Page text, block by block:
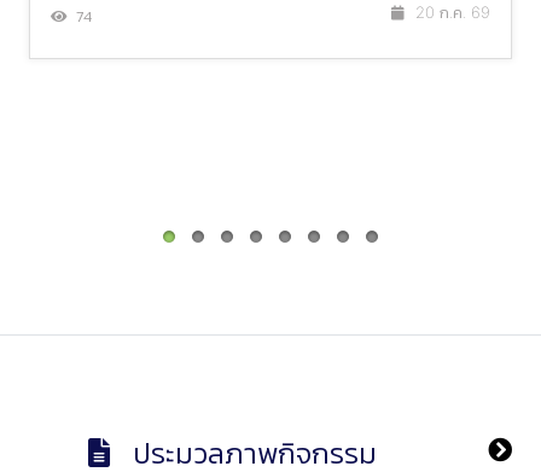
74 20 ก.ค. 69
ประมวลภาพกิจกรรม